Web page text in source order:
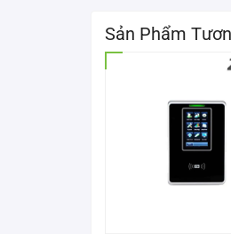
Bảng thông
Sản Phẩm